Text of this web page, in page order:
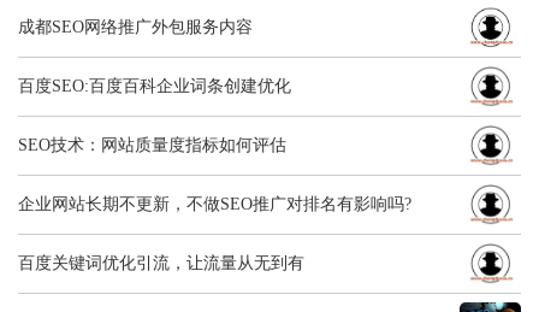
成都SEO网络推广外包服务内容
百度SEO:百度百科企业词条创建优化
SEO技术：网站质量度指标如何评估
企业网站长期不更新，不做SEO推广对排名有影响吗?
百度关键词优化引流，让流量从无到有